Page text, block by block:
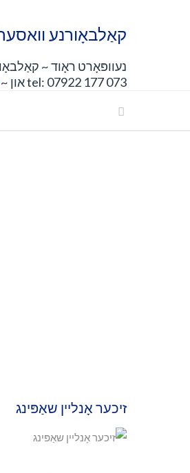
קאַלבאָורנע
נעוופּאָרט ראָוד ~ קאַלבאָורנע
tel: 07922 177 073 און ~:
זיכער אָנליין שאַפּינג